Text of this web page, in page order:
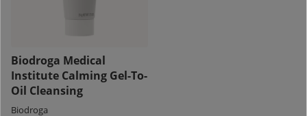
Biodroga Medical
Institute Calming Gel-To-
Oil Cleansing
Biodroga